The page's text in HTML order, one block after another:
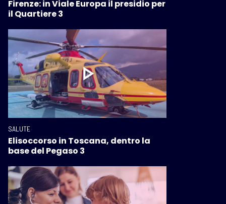
Firenze: in Viale Europa il presidio per
il Quartiere 3
SALUTE
Elisoccorso in Toscana, dentro la
base del Pegaso 3